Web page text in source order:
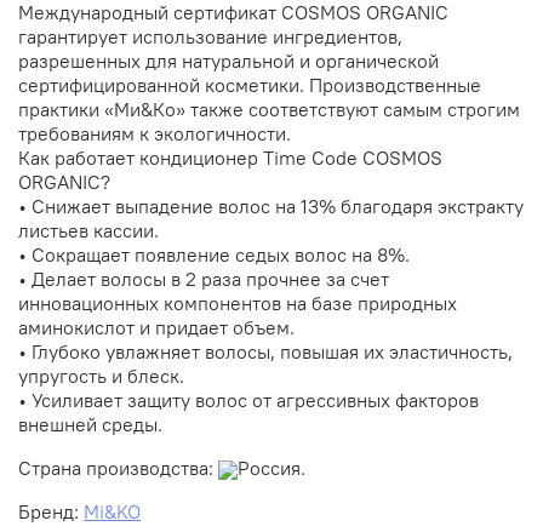
Международный сертификат COSMOS ORGANIC
гарантирует использование ингредиентов,
разрешенных для натуральной и органической
сертифицированной косметики. Производственные
практики «Ми&Ко» также соответствуют самым строгим
требованиям к экологичности.
Как работает кондиционер Time Code COSMOS
ORGANIC?
• Снижает выпадение волос на 13% благодаря экстракту
листьев кассии.
• Сокращает появление седых волос на 8%.
• Делает волосы в 2 раза прочнее за счет
инновационных компонентов на базе природных
аминокислот и придает объем.
• Глубоко увлажняет волосы, повышая их эластичность,
упругость и блеск.
• Усиливает защиту волос от агрессивных факторов
внешней среды.
Страна производства:
Россия.
Бренд: Mi&KO